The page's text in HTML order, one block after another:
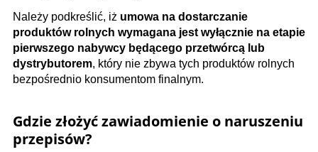
Należy podkreślić, iż umowa na dostarczanie
produktów rolnych wymagana jest wyłącznie na etapie
pierwszego nabywcy będącego przetwórcą lub
dystrybutorem, który nie zbywa tych produktów rolnych
bezpośrednio konsumentom finalnym.
Gdzie złożyć zawiadomienie o naruszeniu
przepisów?